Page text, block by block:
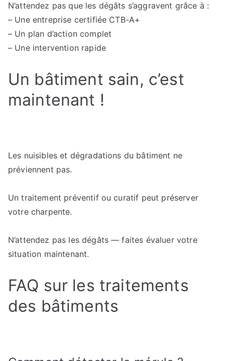
N’attendez pas que les dégâts s’aggravent grâce à :
– Une entreprise certifiée CTB-A+
– Un plan d’action complet
– Une intervention rapide
Un bâtiment sain, c’est
maintenant !
Les nuisibles et dégradations du bâtiment ne
préviennent pas.
Un traitement préventif ou curatif peut préserver
votre charpente.
N’attendez pas les dégâts — faites évaluer votre
situation maintenant.
FAQ sur les traitements
des bâtiments